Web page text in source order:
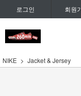
로그인 회원
NIKE Jacket & Jersey